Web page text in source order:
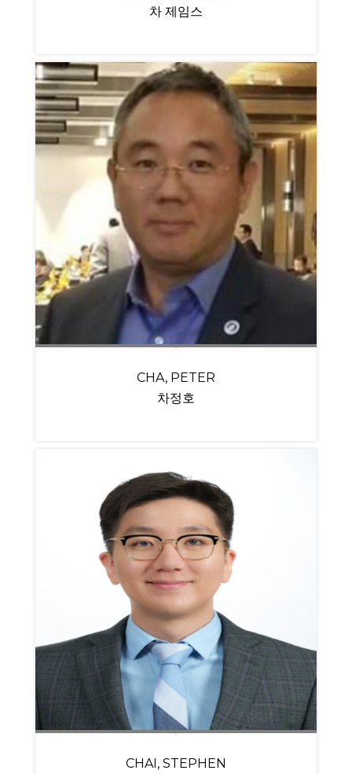
차 제임스
CHA, PETER
차정호
CHAI, STEPHEN